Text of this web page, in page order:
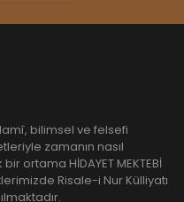
bilimsel ve felsefi
zamanın nasıl
ortama HİDAYET MEKTEBİ
Risale-i Nur Külliyatı